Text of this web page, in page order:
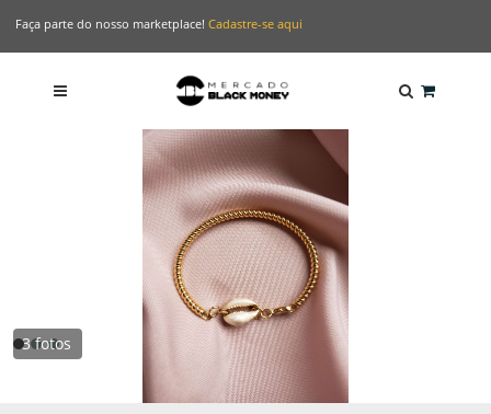
Faça parte do nosso marketplace! Cadastre-se aqui
3 fotos